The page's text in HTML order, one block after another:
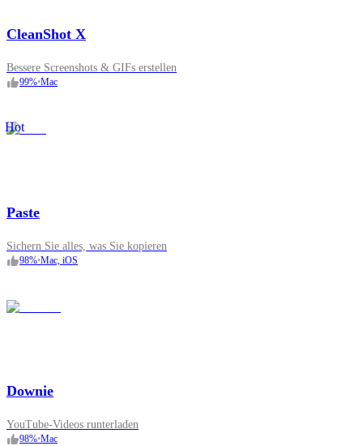
CleanShot X
Bessere Screenshots & GIFs erstellen
99%•Mac
Hot
Paste
Sichern Sie alles, was Sie kopieren
98%•Mac, iOS
Downie
YouTube-Videos runterladen
98%•Mac